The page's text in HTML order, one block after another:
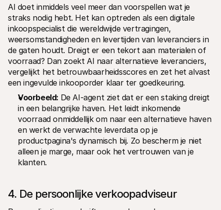
AI doet inmiddels veel meer dan voorspellen wat je
straks nodig hebt. Het kan optreden als een digitale
inkoopspecialist die wereldwijde vertragingen,
weersomstandigheden en levertijden van leveranciers in
de gaten houdt. Dreigt er een tekort aan materialen of
voorraad? Dan zoekt AI naar alternatieve leveranciers,
vergelijkt het betrouwbaarheidsscores en zet het alvast
een ingevulde inkooporder klaar ter goedkeuring.
Voorbeeld: De AI-agent ziet dat er een staking dreigt
in een belangrijke haven. Het leidt inkomende
voorraad onmiddellijk om naar een alternatieve haven
en werkt de verwachte leverdata op je
productpagina's dynamisch bij. Zo bescherm je niet
alleen je marge, maar ook het vertrouwen van je
klanten.
4. De persoonlijke verkoopadviseur